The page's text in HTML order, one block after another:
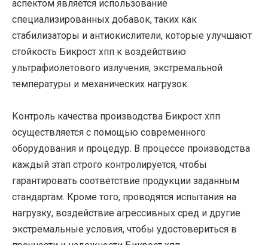
аспектом является использование
специализированных добавок, таких как
стабилизаторы и антиокислители, которые улучшают
стойкость Бикрост хпп к воздействию
ультрафиолетового излучения, экстремальной
температуры и механических нагрузок.
Контроль качества производства Бикрост хпп
осуществляется с помощью современного
оборудования и процедур. В процессе производства
каждый этап строго контролируется, чтобы
гарантировать соответствие продукции заданным
стандартам. Кроме того, проводятся испытания на
нагрузку, воздействие агрессивных сред и другие
экстремальные условия, чтобы удостовериться в